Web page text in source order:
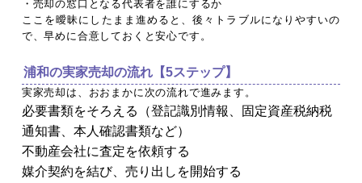
・売却の窓口となる代表者を誰にするか
ここを曖昧にしたまま進めると、後々トラブルになりやすいの
で、早めに合意しておくと安心です。
浦和の実家売却の流れ【5ステップ】
実家売却は、おおまかに次の流れで進みます。
必要書類をそろえる（登記識別情報、固定資産税納税
通知書、本人確認書類など）
不動産会社に査定を依頼する
媒介契約を結び、売り出しを開始する